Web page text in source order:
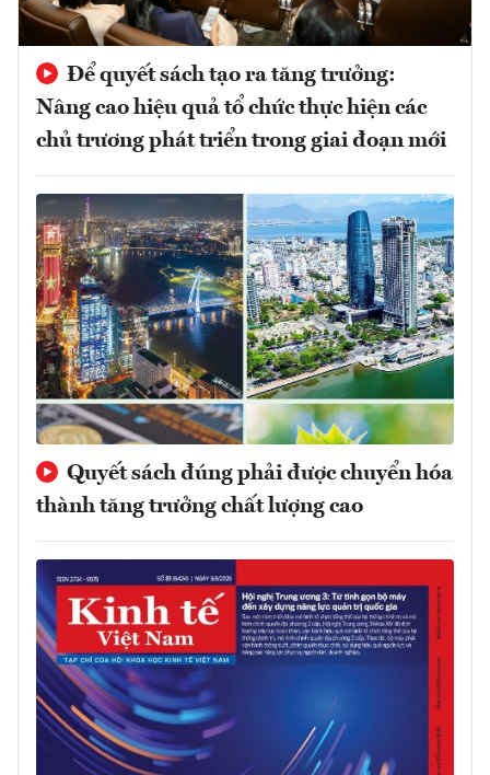
Để quyết sách tạo ra tăng trưởng:
Nâng cao hiệu quả tổ chức thực hiện các
chủ trương phát triển trong giai đoạn mới
Quyết sách đúng phải được chuyển hóa
thành tăng trưởng chất lượng cao